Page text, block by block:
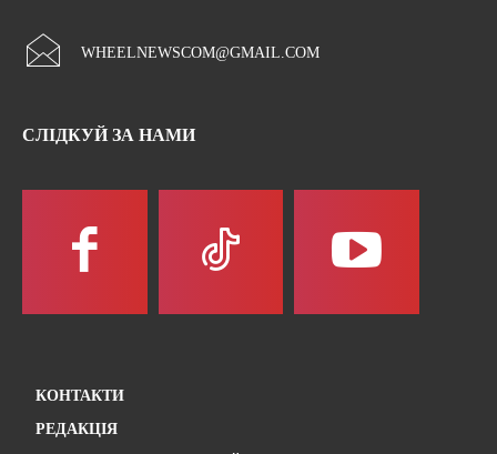
WHEELNEWSCOM@GMAIL.COM
СЛІДКУЙ ЗА НАМИ
КОНТАКТИ
РЕДАКЦІЯ